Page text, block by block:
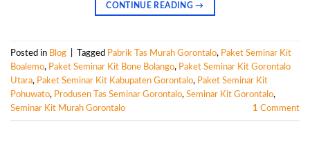
CONTINUE READING→
Posted in Blog Tagged Pabrik Tas Murah Gorontalo, Paket Seminar Kit
Boalemo, Paket Seminar Kit Bone Bolango, Paket Seminar Kit Gorontalo
Utara, Paket Seminar Kit Kabupaten Gorontalo, Paket Seminar Kit
Pohuwato, Produsen Tas Seminar Gorontalo, Seminar Kit Gorontalo,
Seminar Kit Murah Gorontalo
1 Comment